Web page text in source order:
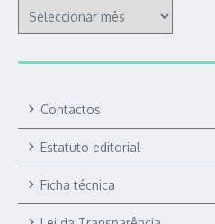
Contactos
Estatuto editorial
Ficha técnica